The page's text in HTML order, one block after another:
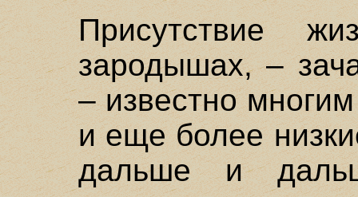
Присутствие
зародышах, –
– известно
и еще более
дальше и